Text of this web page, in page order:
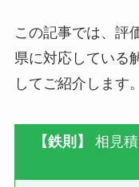
この記事では、評
県に対応している
してご紹介します。
【鉄則】
相見